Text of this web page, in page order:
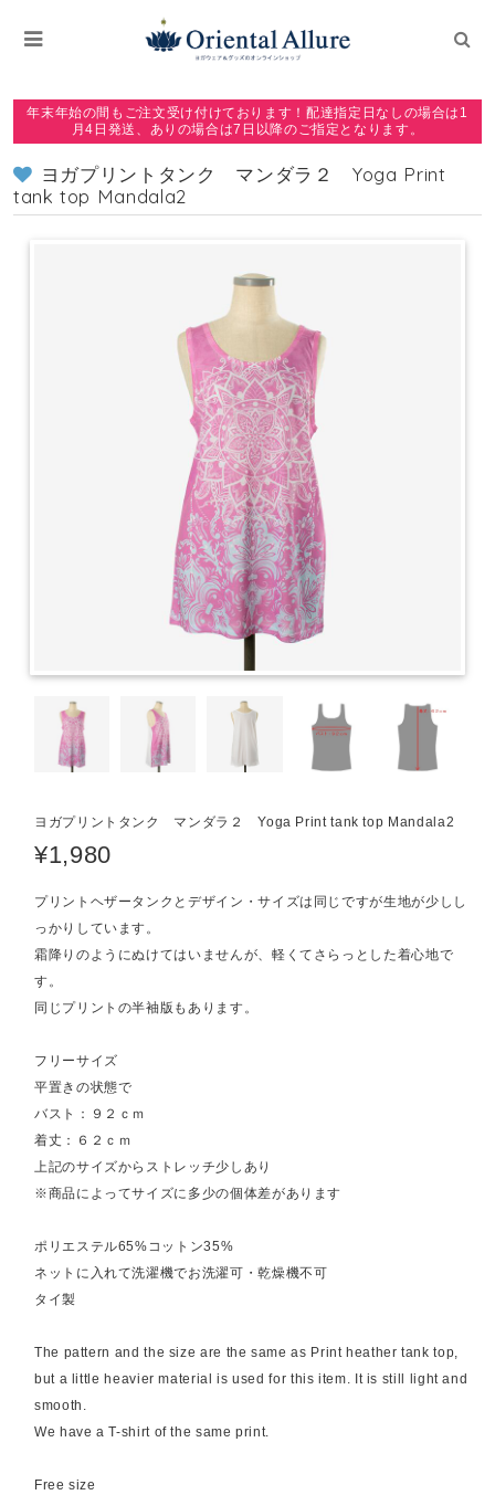
年末年始の間もご注文受け付けております！配達指定日なしの場合は1
月4日発送、ありの場合は7日以降のご指定となります。
ヨガプリントタンク マンダラ２ Yoga Print
tank top Mandala2
ヨガプリントタンク マンダラ２ Yoga Print tank top Mandala2
¥1,980
プリントヘザータンクとデザイン・サイズは同じですが生地が少しし
っかりしています。
霜降りのようにぬけてはいませんが、軽くてさらっとした着心地で
す。
同じプリントの半袖版もあります。
フリーサイズ
平置きの状態で
バスト：９２ｃｍ
着丈：６２ｃｍ
上記のサイズからストレッチ少しあり
※商品によってサイズに多少の個体差があります
ポリエステル65%コットン35%
ネットに入れて洗濯機でお洗濯可・乾燥機不可
タイ製
The pattern and the size are the same as Print heather tank top,
but a little heavier material is used for this item. It is still light and
smooth.
We have a T-shirt of the same print.
Free size